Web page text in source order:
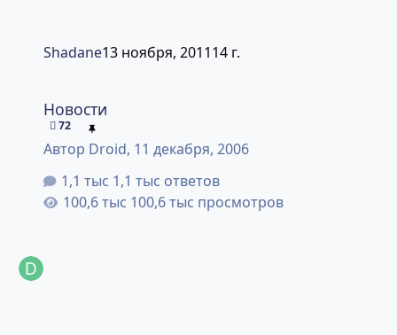
Shadane13 ноября, 201114 г.
Новости
72
Автор Droid, 11 декабря, 2006
1,1 тыс ответов
100,6 тыс просмотров